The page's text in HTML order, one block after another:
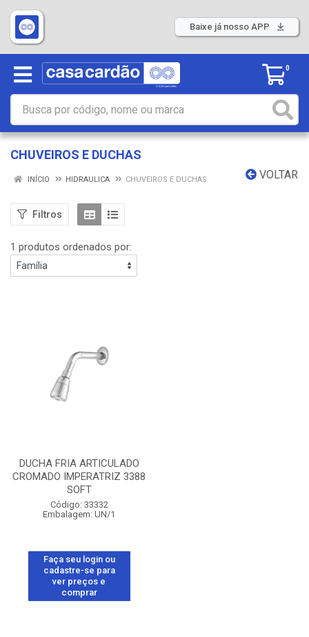
Baixe já nosso APP
0
CHUVEIROS E DUCHAS
VOLTAR
INÍCIO HIDRAULICA CHUVEIROS E DUCHAS
Filtros
1 produtos ordenados por:
DUCHA FRIA ARTICULADO
CROMADO IMPERATRIZ 3388
SOFT
Código: 33332
Embalagem: UN/1
Faça seu login ou
cadastre-se para
ver preços e
comprar